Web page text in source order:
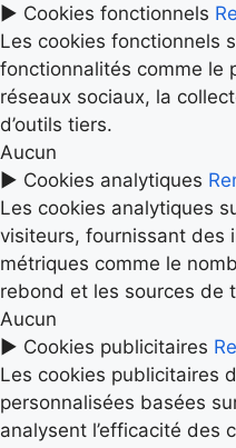
► Cookies fonctionnels
Les cookies fonctionnels
fonctionnalités comme le
réseaux sociaux, la
d’outils tiers.
Aucun
► Cookies analytiques
Les cookies analytiques
visiteurs, fournissant des
métriques comme le
rebond et les sources de
Aucun
► Cookies publicitaires
Les cookies publicitaires
personnalisées basées
analysent l’efficacité des